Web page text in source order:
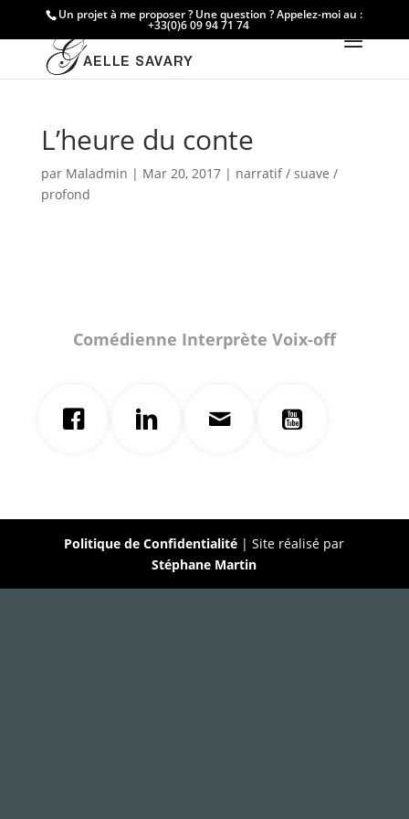
Un projet à me proposer ? Une question ? Appelez-moi au :
+33(0)6 09 94 71 74
L’heure du conte
par Maladmin | Mar 20, 2017| narratif / suave /
profond
Comédienne Interprète Voix-off
Politique de Confidentialité | Site réalisé par
Stéphane Martin